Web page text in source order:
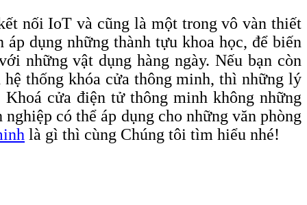
nối IoT và cũng là một trong vô vàn thiết
dụng những thành tựu khoa học, để biến
những vật dụng hàng ngày. Nếu bạn còn
thống khóa cửa thông minh, thì những lý
cửa điện tử thông minh không những
có thể áp dụng cho những văn phòng
là gì thì cùng Chúng tôi tìm hiểu nhé!